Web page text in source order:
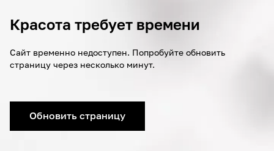
Красота требует времени
Сайт временно недоступен. Попробуйте обновить
страницу через несколько минут.
Обновить страницу